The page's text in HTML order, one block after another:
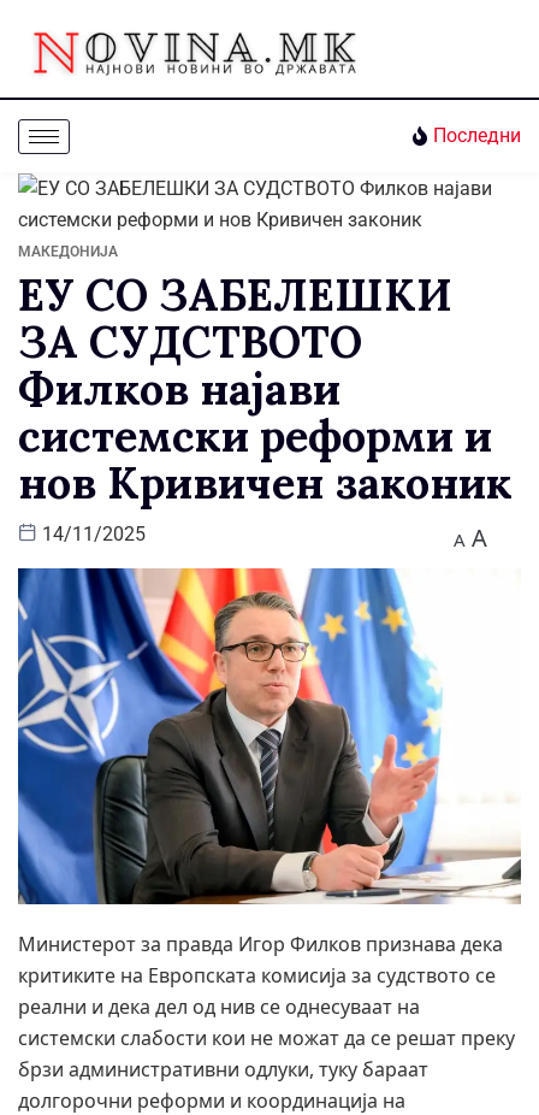
Последни
МАКЕДОНИЈА
ЕУ СО ЗАБЕЛЕШКИ
ЗА СУДСТВОТО
Филков најави
системски реформи и
нов Кривичен законик
14/11/2025 A A
Министерот за правда Игор Филков признава дека
критиките на Европската комисија за судството се
реални и дека дел од нив се однесуваат на
системски слабости кои не можат да се решат преку
брзи административни одлуки, туку бараат
долгорочни реформи и координација на